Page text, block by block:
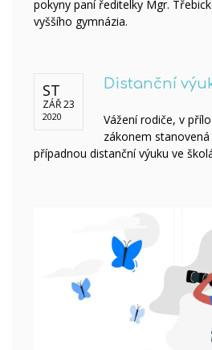
pokyny paní ředitelky Mgr.
vyššího gymnázia.
ST
ZÁŘ 23
2020
Distanční
Vážení rodiče, v
zákonem
případnou distanční výuku ve